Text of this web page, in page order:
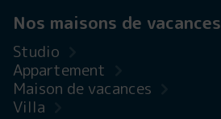
Nos maisons de vacances
Studio
Appartement
Maison de vacances
Villa